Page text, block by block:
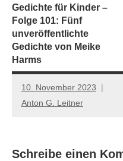
Gedichte für Kinder –
Folge 101: Fünf
unveröffentlichte
Gedichte von Meike
Harms
10. November 2023
Anton G. Leitner
Schreibe einen